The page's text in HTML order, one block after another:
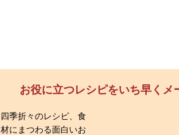
お役に立つレシピをいち早くメ
四季折々のレシピ、食
材にまつわる面白いお